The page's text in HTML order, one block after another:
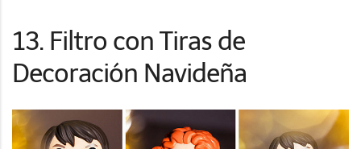
13. Filtro con Tiras de
Decoración Navideña